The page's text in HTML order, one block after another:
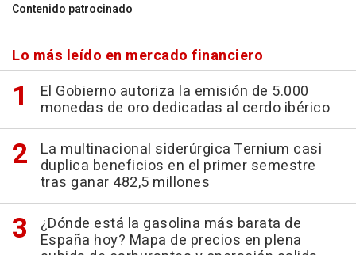
Contenido patrocinado
Lo más leído en mercado financiero
El Gobierno autoriza la emisión de 5.000
monedas de oro dedicadas al cerdo ibérico
La multinacional siderúrgica Ternium casi
duplica beneficios en el primer semestre
tras ganar 482,5 millones
¿Dónde está la gasolina más barata de
España hoy? Mapa de precios en plena